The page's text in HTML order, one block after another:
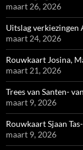
maart 26, 2026
Uitslag verkiezingen
maart 24, 2026
Rouwkaart Josina,
maart 21, 2026
Trees van Santen-
maart 9, 2026
Rouwkaart Sjaan
maart 9, 2026